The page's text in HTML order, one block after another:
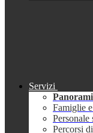
Servizi
Famiglie
Personale
Percorsi